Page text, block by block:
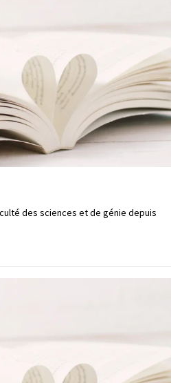
des sciences et de génie depuis